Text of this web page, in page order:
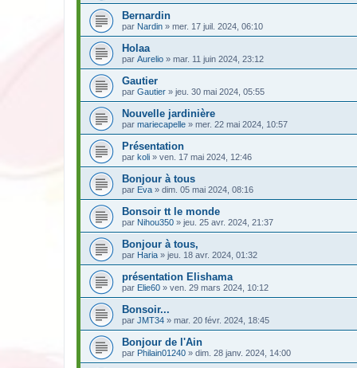
Bernardin
par Nardin » mer. 17 juil. 2024, 06:10
Holaa
par Aurelio » mar. 11 juin 2024, 23:12
Gautier
par Gautier » jeu. 30 mai 2024, 05:55
Nouvelle jardinière
par mariecapelle » mer. 22 mai 2024, 10:57
Présentation
par koli » ven. 17 mai 2024, 12:46
Bonjour à tous
par Eva » dim. 05 mai 2024, 08:16
Bonsoir tt le monde
par Nihou350 » jeu. 25 avr. 2024, 21:37
Bonjour à tous,
par Haria » jeu. 18 avr. 2024, 01:32
présentation Elishama
par Elie60 » ven. 29 mars 2024, 10:12
Bonsoir...
par JMT34 » mar. 20 févr. 2024, 18:45
Bonjour de l'Ain
par Philain01240 » dim. 28 janv. 2024, 14:00